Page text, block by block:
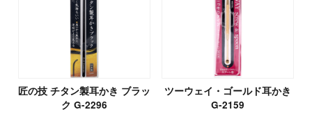
匠の技 チタン製耳かき ブラッ
ク G-2296
ツーウェイ・ゴールド耳かき
G-2159